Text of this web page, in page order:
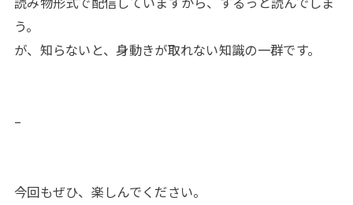
う。
が、知らないと、身動きが取れない知識の一群です。
–
今回もぜひ、楽しんでください。